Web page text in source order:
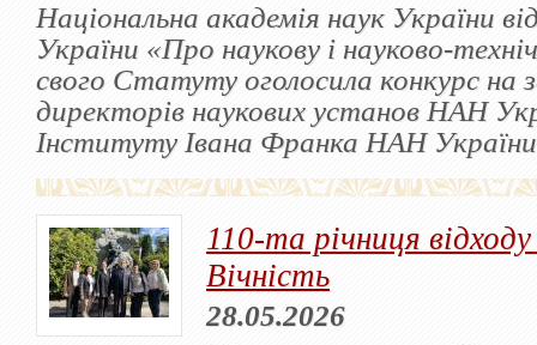
Національна академія наук України
України «Про наукову і науково-
свого Статуту оголосила конкурс на
директорів наукових установ НАН
Інституту Івана Франка НАН
110-та річниця
Вічність
28.05.2026